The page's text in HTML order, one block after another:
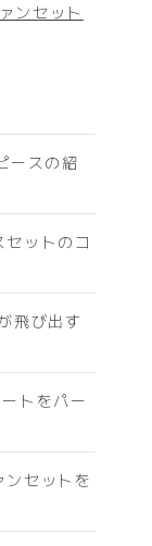
ンセット
スの紹
ットのコ
飛び出す
トをパー
セットを